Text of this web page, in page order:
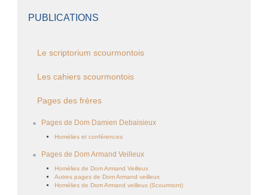
PUBLICATIONS
Le scriptorium scourmontois
Les cahiers scourmontois
Pages des frères
Pages de Dom Damien Debaisieux
Homélies et conférences
Pages de Dom Armand Veilleux
Homélies de Dom Armand Veilleux
Autres pages de Dom Armand veilleux
Homélies de Dom Armand veilleux (Scourmont)